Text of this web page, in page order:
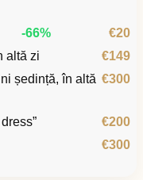
-66%
€20
altă zi
€149
ședință, în altă €300
€200
€300